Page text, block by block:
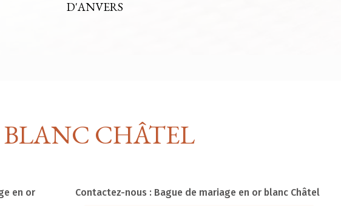
D'ANVERS
CHÂTEL
en or
Contactez-nous : Bague de mariage en or blanc Châtel